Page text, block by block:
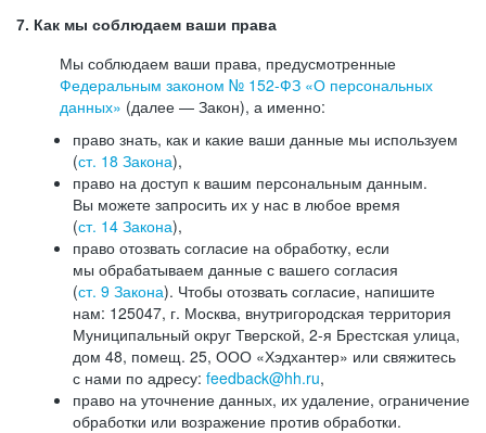
7. Как мы соблюдаем ваши права
Мы соблюдаем ваши права, предусмотренные
Федеральным законом № 152-ФЗ «О персональных
данных» (далее — Закон), а именно:
право знать, как и какие ваши данные мы используем
(ст. 18 Закона),
право на доступ к вашим персональным данным.
Вы можете запросить их у нас в любое время
(ст. 14 Закона),
право отозвать согласие на обработку, если
мы обрабатываем данные с вашего согласия
(ст. 9 Закона). Чтобы отозвать согласие, напишите
нам: 125047, г. Москва, внутригородская территория
Муниципальный округ Тверской, 2-я Брестская улица,
дом 48, помещ. 25, ООО «Хэдхантер» или свяжитесь
с нами по адресу: feedback@hh.ru,
право на уточнение данных, их удаление, ограничение
обработки или возражение против обработки.